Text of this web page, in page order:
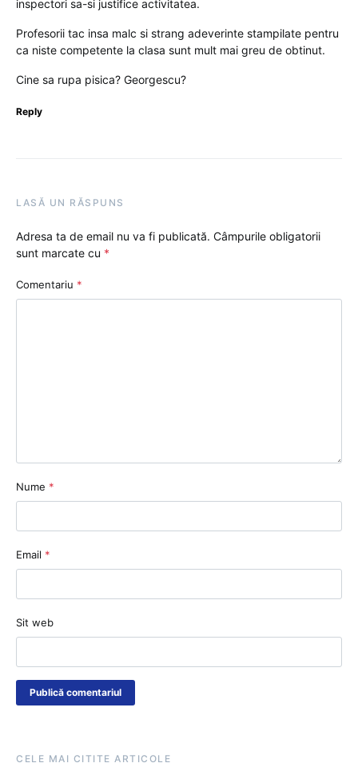
inspectori sa-si justifice activitatea.
Profesorii tac insa malc si strang adeverinte stampilate pentru
ca niste competente la clasa sunt mult mai greu de obtinut.
Cine sa rupa pisica? Georgescu?
Reply
LASĂ UN RĂSPUNS
Adresa ta de email nu va fi publicată. Câmpurile obligatorii
sunt marcate cu *
Comentariu *
Nume *
Email *
Sit web
CELE MAI CITITE ARTICOLE